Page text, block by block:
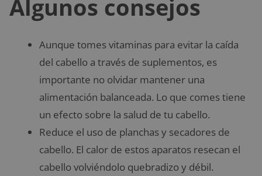
Algunos consejos
Aunque tomes vitaminas para evitar la caída
del cabello a través de suplementos, es
importante no olvidar mantener una
alimentación balanceada. Lo que comes tiene
un efecto sobre la salud de tu cabello.
Reduce el uso de planchas y secadores de
cabello. El calor de estos aparatos resecan el
cabello volviéndolo quebradizo y débil.